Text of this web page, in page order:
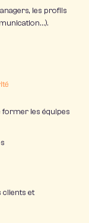
, les profils
former les équipes
clients et